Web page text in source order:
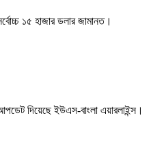
১৫ হাজার ডলার জামানত।
দিয়েছে ইউএস-বাংলা এয়ারলাইন্স।